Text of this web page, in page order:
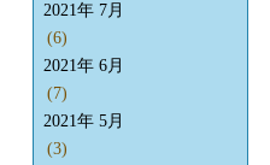
2021年 7月
(6)
2021年 6月
(7)
2021年 5月
(3)